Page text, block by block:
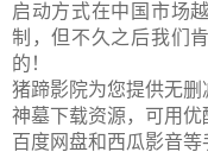
启动方式在中国市场
制，但不久之后我们
的！
猪蹄影院为您提供无
神墓下载资源，可用优
百度网盘和西瓜影音